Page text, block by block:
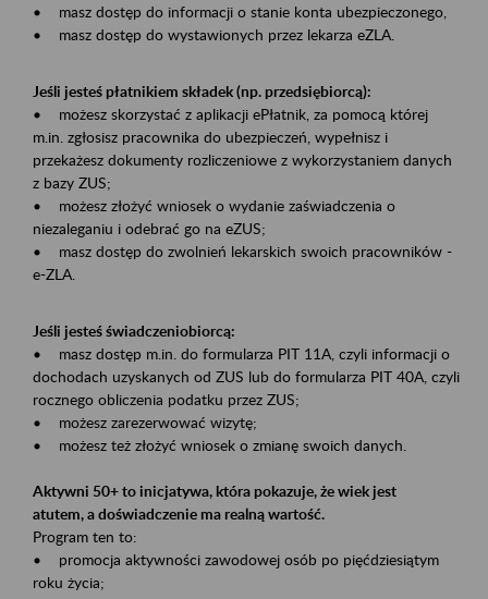
• masz dostęp do informacji o stanie konta ubezpieczonego,
• masz dostęp do wystawionych przez lekarza eZLA.
Jeśli jesteś płatnikiem składek (np. przedsiębiorcą):
• możesz skorzystać z aplikacji ePłatnik, za pomocą której
m.in. zgłosisz pracownika do ubezpieczeń, wypełnisz i
przekażesz dokumenty rozliczeniowe z wykorzystaniem danych
z bazy ZUS;
• możesz złożyć wniosek o wydanie zaświadczenia o
niezaleganiu i odebrać go na eZUS;
• masz dostęp do zwolnień lekarskich swoich pracowników -
e-ZLA.
Jeśli jesteś świadczeniobiorcą:
• masz dostęp m.in. do formularza PIT 11A, czyli informacji o
dochodach uzyskanych od ZUS lub do formularza PIT 40A, czyli
rocznego obliczenia podatku przez ZUS;
• możesz zarezerwować wizytę;
• możesz też złożyć wniosek o zmianę swoich danych.
Aktywni 50+ to inicjatywa, która pokazuje, że wiek jest
atutem, a doświadczenie ma realną wartość.
Program ten to:
• promocja aktywności zawodowej osób po pięćdziesiątym
roku życia;